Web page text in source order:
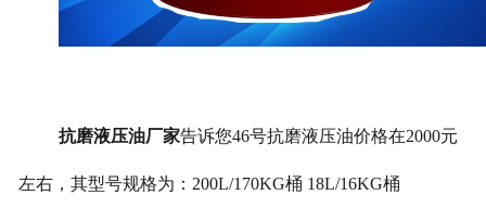
抗磨液压油厂家告诉您46号抗磨液压油价格在2000元
左右，其型号规格为：200L/170KG桶 18L/16KG桶